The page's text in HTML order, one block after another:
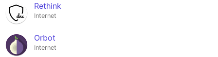
Rethink
Internet
Orbot
Internet